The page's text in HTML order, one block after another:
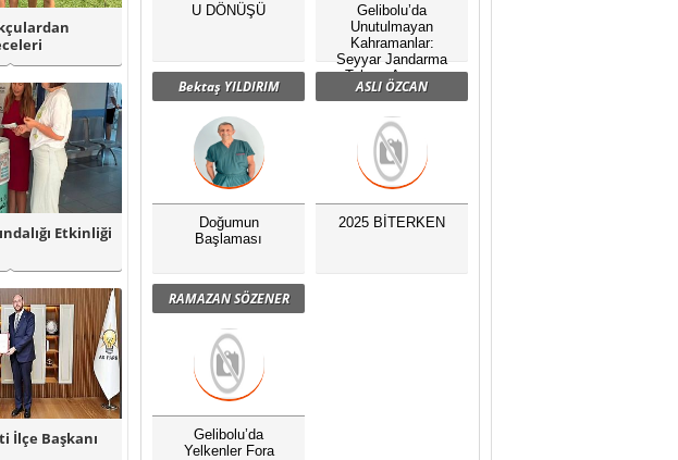
Etkinliği
İlçe Başkanı
U DÖNÜŞÜ
Gelibolu’da
Unutulmayan
Kahramanlar:
Seyyar Jandarma
Taburu Anması
Bektaş YILDIRIM
Doğumun
Başlaması
ASLI ÖZCAN
2025 BİTERKEN
RAMAZAN SÖZENER
Gelibolu’da
Yelkenler Fora